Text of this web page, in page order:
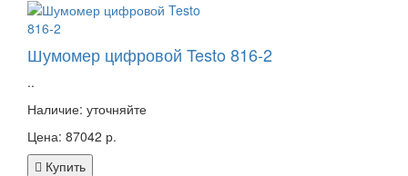
Шумомер цифровой Testo 816-2
..
Наличие: уточняйте
Цена: 87042 р.
Купить